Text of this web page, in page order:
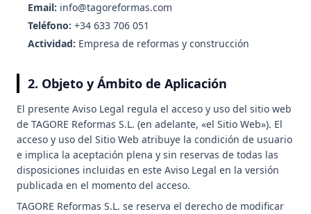
Email: info@tagoreformas.com
Teléfono: +34 633 706 051
Actividad: Empresa de reformas y construcción
2. Objeto y Ámbito de Aplicación
El presente Aviso Legal regula el acceso y uso del sitio web
de TAGORE Reformas S.L. (en adelante, «el Sitio Web»). El
acceso y uso del Sitio Web atribuye la condición de usuario
e implica la aceptación plena y sin reservas de todas las
disposiciones incluidas en este Aviso Legal en la versión
publicada en el momento del acceso.
TAGORE Reformas S.L. se reserva el derecho de modificar